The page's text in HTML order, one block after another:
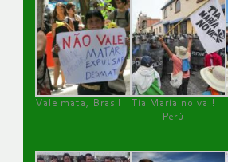
Vale mata, Brasil
Tía María no va !
Perú